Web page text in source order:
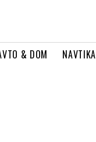
& DOM NAVTIKA